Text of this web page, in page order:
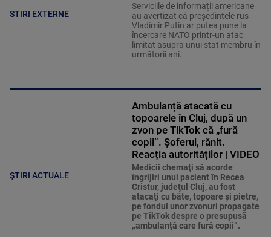
STIRI EXTERNE
Serviciile de informații americane
au avertizat că președintele rus
Vladimir Putin ar putea pune la
încercare NATO printr-un atac
limitat asupra unui stat membru în
următorii ani.
ȘTIRI ACTUALE
Ambulanță atacată cu
topoarele în Cluj, după un
zvon pe TikTok că „fură
copii”. Șoferul, rănit.
Reacția autorităților | VIDEO
Medicii chemaţi să acorde
îngrijiri unui pacient în Recea
Cristur, judeţul Cluj, au fost
atacaţi cu bâte, topoare şi pietre,
pe fondul unor zvonuri propagate
pe TikTok despre o presupusă
„ambulanţă care fură copii”.